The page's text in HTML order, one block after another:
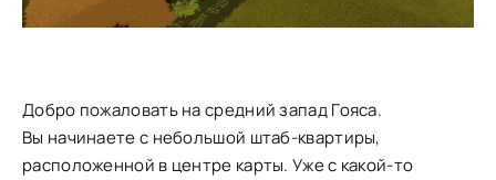
Добро пожаловать на средний запад Гояса.
Вы начинаете с небольшой штаб-квартиры,
расположенной в центре карты. Уже с какой-то